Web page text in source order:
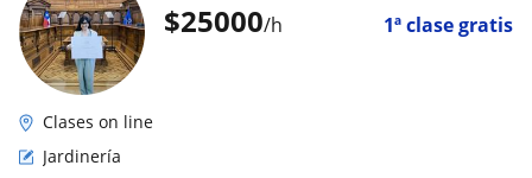
$25000/h 1ª clase gratis
Clases on line
Jardinería